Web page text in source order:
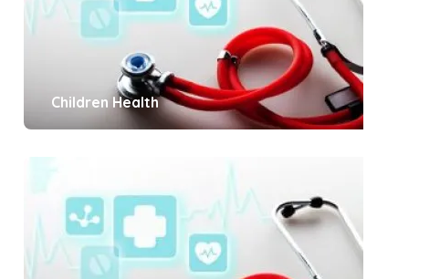
Children Health